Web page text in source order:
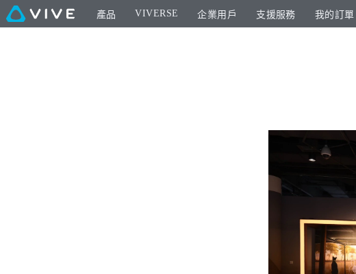
產品 VIVERSE 企業用戶 支援服務 我的訂單